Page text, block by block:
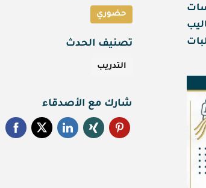
حضوري
تصنيف الحدث
التدريب
شارك مع الأصدقاء